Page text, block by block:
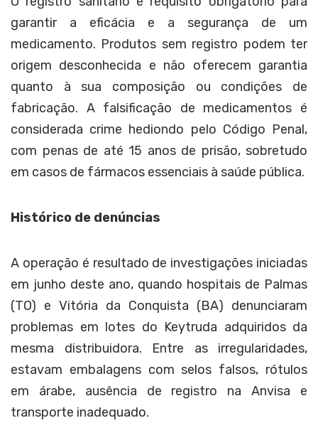
garantir a eficácia e a segurança de um
medicamento. Produtos sem registro podem ter
origem desconhecida e não oferecem garantia
quanto à sua composição ou condições de
fabricação. A falsificação de medicamentos é
considerada crime hediondo pelo Código Penal,
com penas de até 15 anos de prisão, sobretudo
em casos de fármacos essenciais à saúde pública.
Histórico de denúncias
A operação é resultado de investigações iniciadas
em junho deste ano, quando hospitais de Palmas
(TO) e Vitória da Conquista (BA) denunciaram
problemas em lotes do Keytruda adquiridos da
mesma distribuidora. Entre as irregularidades,
estavam embalagens com selos falsos, rótulos
em árabe, ausência de registro na Anvisa e
transporte inadequado.